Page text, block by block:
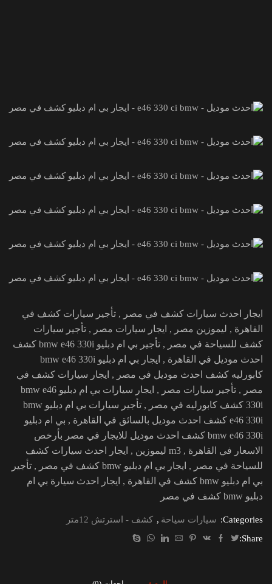
ايجار احدث سيارات كشف في مصر , تأجير سيارات كشف في
القاهرة , ليموزين مصر , ايجار سيارات مصر , تأجير سيارات
كشف للسياحة في مصر , تأجير بي ام دبليو bmw e46 330i كشف
احدث موديل في القاهرة , ايجار بي ام دبليو bmw e46 330i
كابورليه كشف احدث موديل في مصر , ايجار سيارات كشف في
مصر , تأجير سيارات مصر , ايجار سيارات بي ام دبليو bmw e46
330i كشف كابورليه في مصر , تأجير سيارات بي ام دبليو bmw
e46 330i كشف احدث موديل بالسائق في القاهرة , بي ام دبليو
bmw e46 330i كشف احدث موديل للايجار في مصر بأرخص
الاسعار في القاهرة , m3 ليموزين , ايجار احدث سيارات كشف
للسياحة في مصر , ايجار بي ام دبليو bmw كشف في مصر , تأجير
بي ام دبليو bmw كشف في القاهرة , ايجار احدث سيارة بي ام
دبليو bmw كشف في مصر
Categories: سيارات سياحة , كشف - استرتش 12متر
Share: